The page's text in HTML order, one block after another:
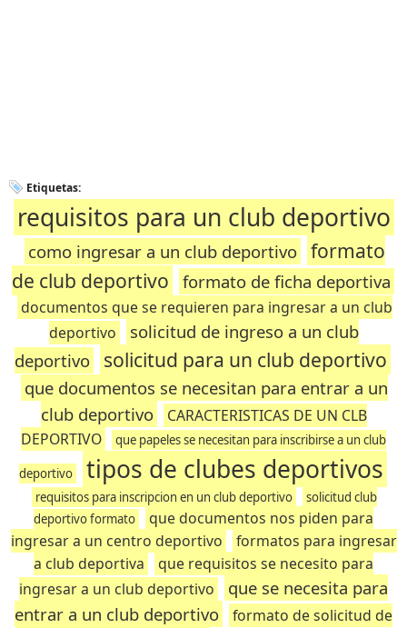
Etiquetas:
requisitos para un club deportivo
como ingresar a un club deportivo
formato
de club deportivo
formato de ficha deportiva
documentos que se requieren para ingresar a un club
deportivo
solicitud de ingreso a un club
deportivo
solicitud para un club deportivo
que documentos se necesitan para entrar a un
club deportivo
CARACTERISTICAS DE UN CLB
DEPORTIVO
que papeles se necesitan para inscribirse a un club
deportivo tipos de clubes deportivos
requisitos para inscripcion en un club deportivo
solicitud club
deportivo formato
que documentos nos piden para
ingresar a un centro deportivo
formatos para ingresar
a club deportiva
que requisitos se necesito para
ingresar a un club deportivo
que se necesita para
entrar a un club deportivo
formato de solicitud de